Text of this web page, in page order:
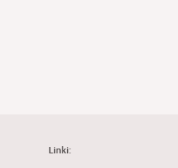
Linki: